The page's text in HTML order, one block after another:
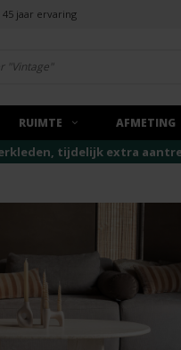
jaar ervaring
RUIMTE AFMETING
tijdelijk extra